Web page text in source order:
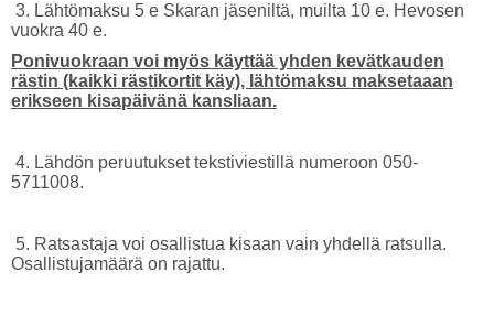
3. Lähtömaksu 5 e Skaran jäseniltä, muilta 10 e. Hevosen
vuokra 40 e.
Ponivuokraan voi myös käyttää yhden kevätkauden
rästin (kaikki rästikortit käy), lähtömaksu maksetaaan
erikseen kisapäivänä kansliaan.
4. Lähdön peruutukset tekstiviestillä numeroon 050-
5711008.
5. Ratsastaja voi osallistua kisaan vain yhdellä ratsulla.
Osallistujamäärä on rajattu.